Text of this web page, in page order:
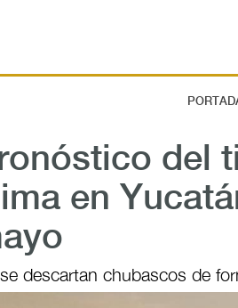
del
en
descartan chubascos de